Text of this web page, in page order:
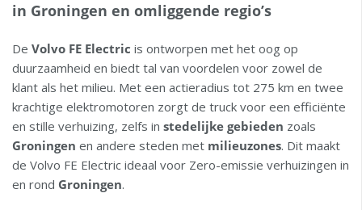
in Groningen en omliggende regio’s
De Volvo FE Electric is ontworpen met het oog op
duurzaamheid en biedt tal van voordelen voor zowel de
klant als het milieu. Met een actieradius tot 275 km en twee
krachtige elektromotoren zorgt de truck voor een efficiënte
en stille verhuizing, zelfs in stedelijke gebieden zoals
Groningen en andere steden met milieuzones. Dit maakt
de Volvo FE Electric ideaal voor Zero-emissie verhuizingen in
en rond Groningen.